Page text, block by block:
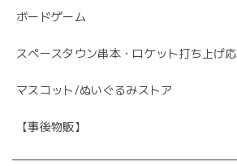
ボードゲーム
スペースタウン串本・ロケット打ち上げ
マスコット/ぬいぐるみストア
【事後物販】